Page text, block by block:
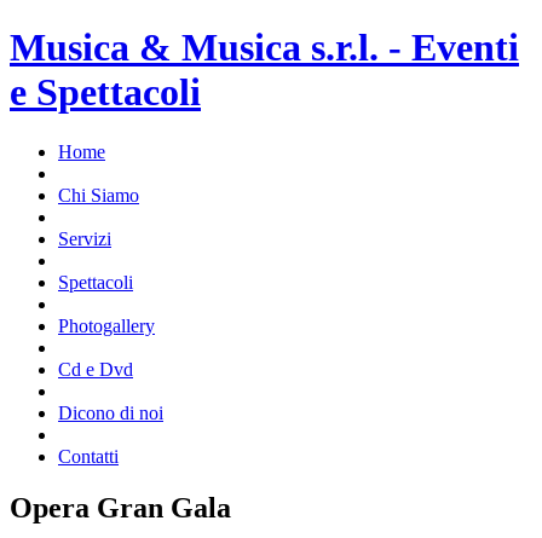
Musica & Musica s.r.l. - Eventi
e Spettacoli
Home
Chi Siamo
Servizi
Spettacoli
Photogallery
Cd e Dvd
Dicono di noi
Contatti
Opera Gran Gala